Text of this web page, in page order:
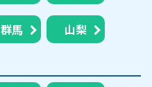
群馬
山梨